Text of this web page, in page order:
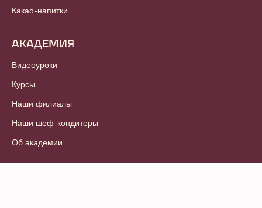
Какао-напитки
АКАДЕМИЯ
Видеоуроки
Курсы
Наши филиалы
Наши шеф-кондитеры
Об академии